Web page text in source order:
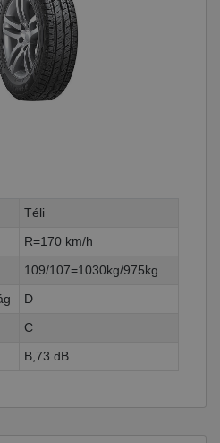
Téli
R=170 km/h
109/107=1030kg/975kg
D
C
B,73 dB